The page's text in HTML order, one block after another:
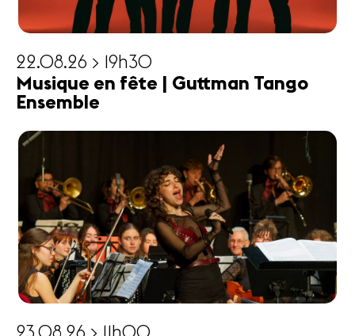
22.08.26 > 19h30
Musique en fête | Guttman Tango
Ensemble